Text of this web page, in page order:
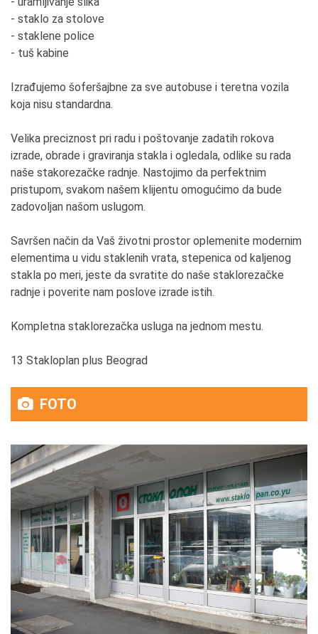
- staklo za stolove
- staklene police
- tuš kabine
Izrađujemo šoferšajbne za sve autobuse i teretna vozila
koja nisu standardna.
Velika preciznost pri radu i poštovanje zadatih rokova
izrade, obrade i graviranja stakla i ogledala, odlike su rada
naše stakorezačke radnje. Nastojimo da perfektnim
pristupom, svakom našem klijentu omogućimo da bude
zadovoljan našom uslugom.
Savršen način da Vaš životni prostor oplemenite modernim
elementima u vidu staklenih vrata, stepenica od kaljenog
stakla po meri, jeste da svratite do naše staklorezačke
radnje i poverite nam poslove izrade istih.
Kompletna staklorezačka usluga na jednom mestu.
13 Stakloplan plus Beograd
FOTO